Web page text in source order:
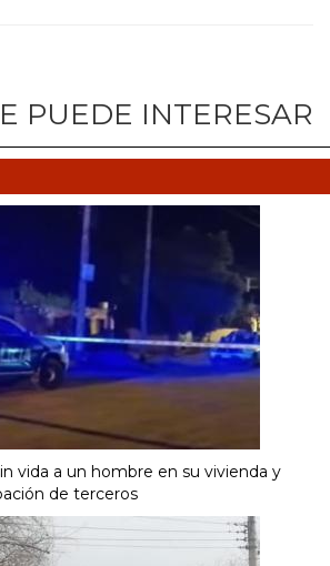
PUEDE INTERESAR
vida a un hombre en su vivienda y
de terceros